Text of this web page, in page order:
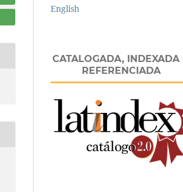
English
CATALOGADA, INDEXADA
REFERENCIADA